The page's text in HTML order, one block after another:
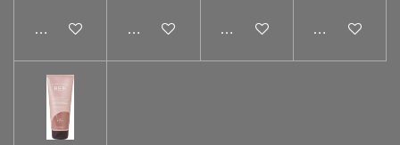
Legg til handlevognLegg til handlevognLegg til handlevognLegg til